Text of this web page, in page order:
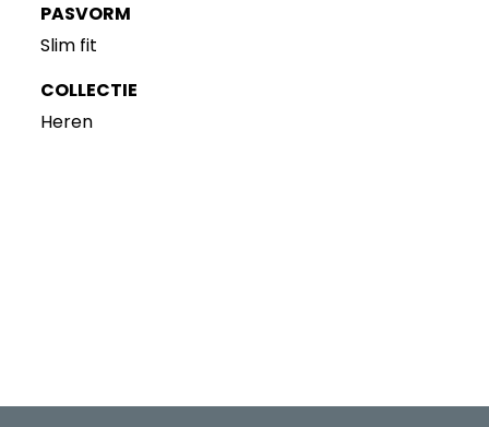
PASVORM
Slim fit
COLLECTIE
Heren